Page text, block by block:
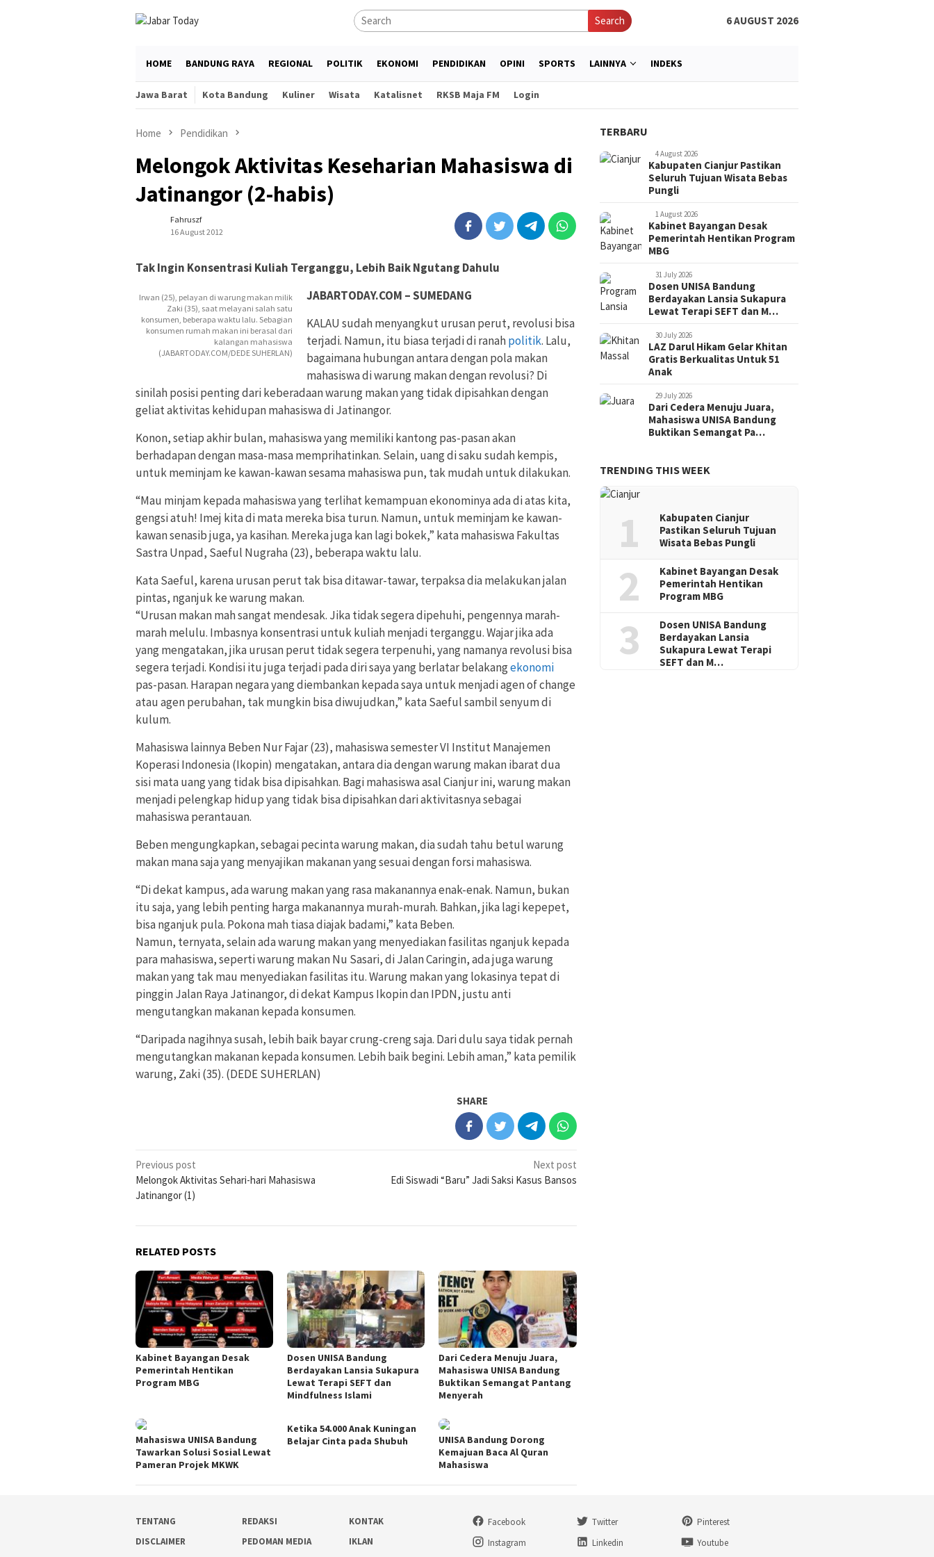
Search 6 AUGUST 2026
HOME BANDUNG RAYA REGIONAL POLITIK EKONOMI PENDIDIKAN OPINI SPORTS LAINNYA INDEKS
Jawa Barat Kota Bandung Kuliner Wisata Katalisnet RKSB Maja FM Login
Home Pendidikan
Melongok Aktivitas Keseharian Mahasiswa di
Jatinangor (2-habis)
Fahruszf
16 August 2012
Tak Ingin Konsentrasi Kuliah Terganggu, Lebih Baik Ngutang Dahulu
Irwan (25), pelayan di warung makan milik
Zaki (35), saat melayani salah satu
konsumen, beberapa waktu lalu. Sebagian
konsumen rumah makan ini berasal dari
kalangan mahasiswa
(JABARTODAY.COM/DEDE SUHERLAN)
JABARTODAY.COM – SUMEDANG
KALAU sudah menyangkut urusan perut, revolusi bisa
terjadi. Namun, itu biasa terjadi di ranahpolitik. Lalu,
bagaimana hubungan antara dengan pola makan
mahasiswa di warung makan dengan revolusi? Di
sinilah posisi penting dari keberadaan warung makan yang tidak dipisahkan dengan
geliat aktivitas kehidupan mahasiswa di Jatinangor.
Konon, setiap akhir bulan, mahasiswa yang memiliki kantong pas-pasan akan
berhadapan dengan masa-masa memprihatinkan. Selain, uang di saku sudah kempis,
untuk meminjam ke kawan-kawan sesama mahasiswa pun, tak mudah untuk dilakukan.
“Mau minjam kepada mahasiswa yang terlihat kemampuan ekonominya ada di atas kita,
gengsi atuh! Imej kita di mata mereka bisa turun. Namun, untuk meminjam ke kawan-
kawan senasib juga, ya kasihan. Mereka juga kan lagi bokek,” kata mahasiswa Fakultas
Sastra Unpad, Saeful Nugraha (23), beberapa waktu lalu.
Kata Saeful, karena urusan perut tak bisa ditawar-tawar, terpaksa dia melakukan jalan
pintas, nganjuk ke warung makan.
“Urusan makan mah sangat mendesak. Jika tidak segera dipehuhi, pengennya marah-
marah melulu. Imbasnya konsentrasi untuk kuliah menjadi terganggu. Wajar jika ada
yang mengatakan, jika urusan perut tidak segera terpenuhi, yang namanya revolusi bisa
segera terjadi. Kondisi itu juga terjadi pada diri saya yang berlatar belakangekonomi
pas-pasan. Harapan negara yang diembankan kepada saya untuk menjadi agen of change
atau agen perubahan, tak mungkin bisa diwujudkan,” kata Saeful sambil senyum di
kulum.
Mahasiswa lainnya Beben Nur Fajar (23), mahasiswa semester VI Institut Manajemen
Koperasi Indonesia (Ikopin) mengatakan, antara dia dengan warung makan ibarat dua
sisi mata uang yang tidak bisa dipisahkan. Bagi mahasiswa asal Cianjur ini, warung makan
menjadi pelengkap hidup yang tidak bisa dipisahkan dari aktivitasnya sebagai
mahasiswa perantauan.
Beben mengungkapkan, sebagai pecinta warung makan, dia sudah tahu betul warung
makan mana saja yang menyajikan makanan yang sesuai dengan forsi mahasiswa.
“Di dekat kampus, ada warung makan yang rasa makanannya enak-enak. Namun, bukan
itu saja, yang lebih penting harga makanannya murah-murah. Bahkan, jika lagi kepepet,
bisa nganjuk pula. Pokona mah tiasa diajak badami,” kata Beben.
Namun, ternyata, selain ada warung makan yang menyediakan fasilitas nganjuk kepada
para mahasiswa, seperti warung makan Nu Sasari, di Jalan Caringin, ada juga warung
makan yang tak mau menyediakan fasilitas itu. Warung makan yang lokasinya tepat di
pinggin Jalan Raya Jatinangor, di dekat Kampus Ikopin dan IPDN, justu anti
mengutangkan makanan kepada konsumen.
“Daripada nagihnya susah, lebih baik bayar crung-creng saja. Dari dulu saya tidak pernah
mengutangkan makanan kepada konsumen. Lebih baik begini. Lebih aman,” kata pemilik
warung, Zaki (35). (DEDE SUHERLAN)
SHARE
Post
navigation
Previous post
Melongok Aktivitas Sehari-hari Mahasiswa
Jatinangor (1)
Next post
Edi Siswadi “Baru” Jadi Saksi Kasus Bansos
RELATED POSTS
Kabinet Bayangan Desak
Pemerintah Hentikan
Program MBG
Dosen UNISA Bandung
Berdayakan Lansia Sukapura
Lewat Terapi SEFT dan
Mindfulness Islami
Dari Cedera Menuju Juara,
Mahasiswa UNISA Bandung
Buktikan Semangat Pantang
Menyerah
Mahasiswa UNISA Bandung
Tawarkan Solusi Sosial Lewat
Pameran Projek MKWK
Ketika 54.000 Anak Kuningan
Belajar Cinta pada Shubuh
UNISA Bandung Dorong
Kemajuan Baca Al Quran
Mahasiswa
TERBARU
4 August 2026
Kabupaten Cianjur Pastikan
Seluruh Tujuan Wisata Bebas
Pungli
1 August 2026
Kabinet Bayangan Desak
Pemerintah Hentikan Program
MBG
31 July 2026
Dosen UNISA Bandung
Berdayakan Lansia Sukapura
Lewat Terapi SEFT dan M…
30 July 2026
LAZ Darul Hikam Gelar Khitan
Gratis Berkualitas Untuk 51
Anak
29 July 2026
Dari Cedera Menuju Juara,
Mahasiswa UNISA Bandung
Buktikan Semangat Pa…
TRENDING THIS WEEK
1
Kabupaten Cianjur
Pastikan Seluruh Tujuan
Wisata Bebas Pungli
2
Kabinet Bayangan Desak
Pemerintah Hentikan
Program MBG
3
Dosen UNISA Bandung
Berdayakan Lansia
Sukapura Lewat Terapi
SEFT dan M…
TENTANG REDAKSI
KONTAK
DISCLAIMER
PEDOMAN MEDIA IKLAN
Facebook Twitter
Pinterest
Instagram
Linkedin Youtube